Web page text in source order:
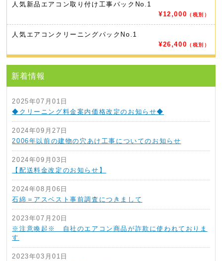
人気新品エアコン取り付け工事パック No.1
¥12,000
（税別）
人気エアコンクリーニングパック No.1
¥26,400
（税別）
新着情報
2025年07月01日
◆クリーニング料金案内価格改定のお知らせ◆
2024年09月27日
2006年以前の建物の穴あけ工事についてのお知らせ
2024年09月03日
【配送料金改定のお知らせ】
2024年08月06日
石綿＝アスベスト事前調査につきまして
2023年07月20日
※注意喚起※ 自社のエアコン商品が詐欺に使われておりま
す
2023年03月01日